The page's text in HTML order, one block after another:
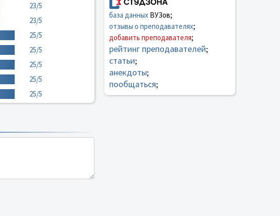
23/5
23/5
25/5
25/5
25/5
25/5
25/5
база данныхВУЗов;
отзывы о преподавателях;
добавить преподавателя;
рейтинг преподавателей;
статьи;
анекдоты;
пообщаться;